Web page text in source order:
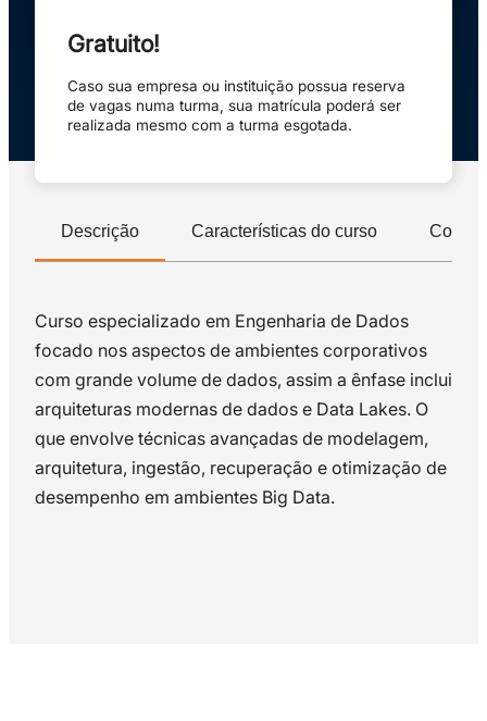
Gratuito!
Caso sua empresa ou instituição possua reserva
de vagas numa turma, sua matrícula poderá ser
realizada mesmo com a turma esgotada.
Descrição Características do curso
Curso especializado em Engenharia de Dados
focado nos aspectos de ambientes corporativos
com grande volume de dados, assim a ênfase inclui
arquiteturas modernas de dados e Data Lakes. O
que envolve técnicas avançadas de modelagem,
arquitetura, ingestão, recuperação e otimização de
desempenho em ambientes Big Data.